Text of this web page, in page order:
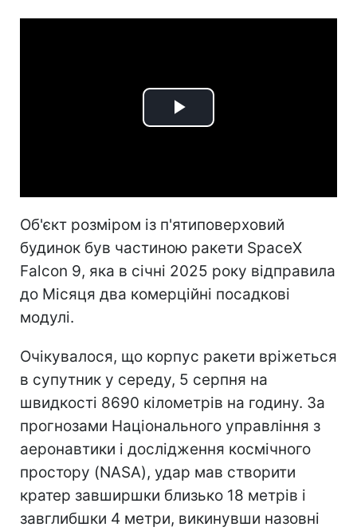
Play
Об'єкт розміром із п'ятиповерховий
будинок був частиною ракети SpaceX
Falcon 9, яка в січні 2025 року відправила
до Місяця два комерційні посадкові
модулі.
Очікувалося, що корпус ракети вріжеться
в супутник у середу, 5 серпня на
швидкості 8690 кілометрів на годину. За
прогнозами Національного управління з
аеронавтики і дослідження космічного
простору (NASA), удар мав створити
кратер завширшки близько 18 метрів і
завглибшки 4 метри, викинувши назовні